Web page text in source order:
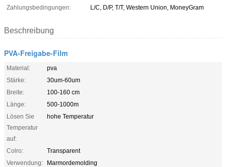
Zahlungsbedingungen:
L/C, D/P, T/T, Western Union, MoneyGram
Beschreibung
PVA-Freigabe-Film
Material:
pva
Stärke:
30um-60um
Breite:
100-160 cm
Länge:
500-1000m
Lösen Sie
Temperatur
auf:
hohe Temperatur
Colro:
Transparent
Verwendung:
Marmordemolding